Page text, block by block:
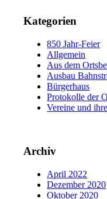
Kategorien
850 Jahr-Feier
Allgemein
Aus dem
Ausbau
Bürgerhaus
Protokolle der
Vereine und
Archiv
April 2022
Dezember 2020
Oktober 2020